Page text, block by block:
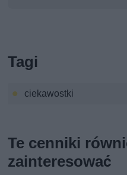
Tagi
ciekawostki
Te cenniki
zainteresować